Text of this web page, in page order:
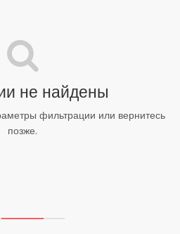
не найдены
фильтрации или вернитесь
позже.